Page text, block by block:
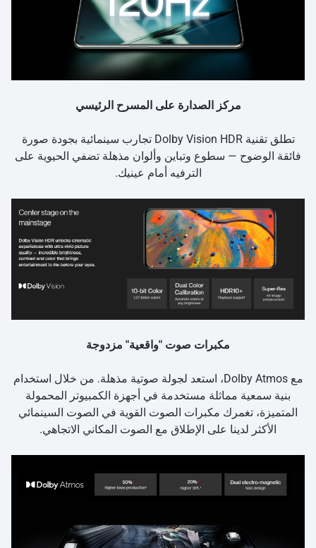
مركز الصدارة على المسرح الرئيسي
تطلق تقنية Dolby Vision HDR تجارب سينمائية بجودة صورة
فائقة الوضوح — سطوع وتباين وألوان مذهلة تضفي الحيوية على
الترفيه أمام عينيك.
مكبرات صوت "واقعية" مزدوجة
مع Dolby Atmos، استعد لجولة صوتية مذهلة. من خلال استخدام
بنية سمعية مماثلة مستخدمة في أجهزة الكمبيوتر المحمولة
المتميزة، تغمرك مكبرات الصوت القوية في الصوت السينمائي
الأكثر لدينا على الإطلاق مع الصوت المكاني الاتجاهي.